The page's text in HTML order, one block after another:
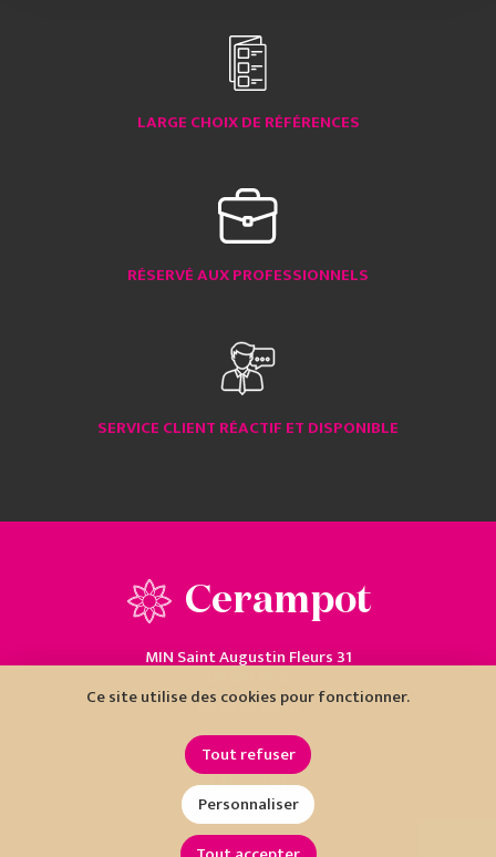
LARGE CHOIX DE RÉFÉRENCES
RÉSERVÉ AUX PROFESSIONNELS
SERVICE CLIENT RÉACTIF ET DISPONIBLE
Cerampot
MIN Saint Augustin Fleurs 31
04 93 18 80 10
Ce site utilise des cookies pour fonctionner.
Tout refuser
Personnaliser